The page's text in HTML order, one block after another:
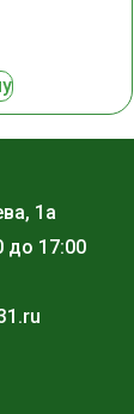
1а
до 17:00